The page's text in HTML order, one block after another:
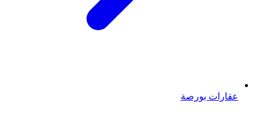
عقارات بورصة